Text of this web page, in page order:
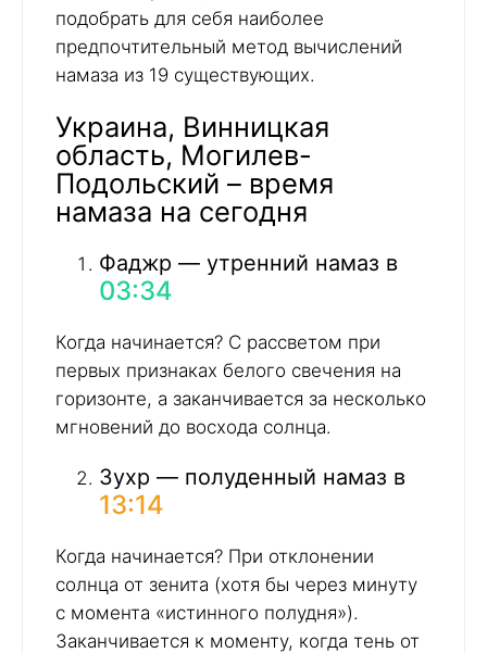
подобрать для себя наиболее
предпочтительный метод вычислений
намаза из 19 существующих.
Украина, Винницкая
область, Могилев-
Подольский – время
намаза на сегодня
Фаджр — утренний намаз в
03:34
Когда начинается? С рассветом при
первых признаках белого свечения на
горизонте, а заканчивается за несколько
мгновений до восхода солнца.
Зухр — полуденный намаз в
13:14
Когда начинается? При отклонении
солнца от зенита (хотя бы через минуту
с момента «истинного полудня»).
Заканчивается к моменту, когда тень от